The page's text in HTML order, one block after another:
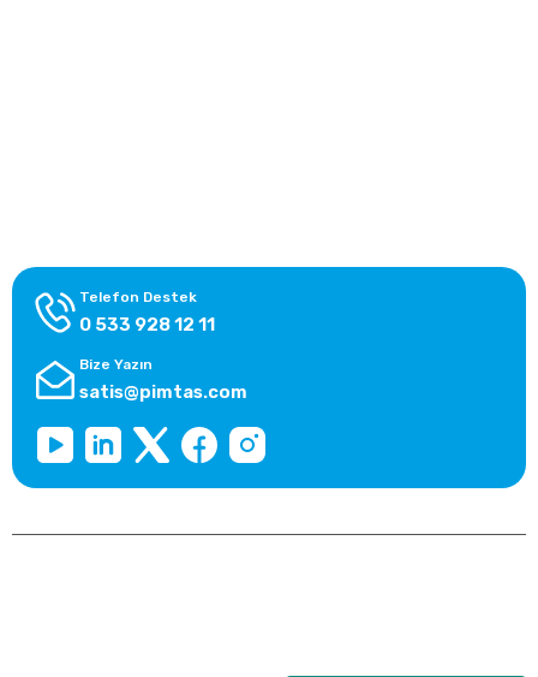
Telefon Destek
0 533 928 12 11
Bize Yazın
satis@pimtas.com